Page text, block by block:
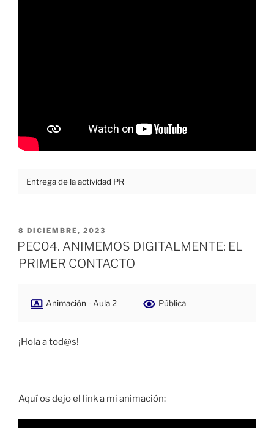
Entrega de la actividad PR
PUBLICADO
EL
8 DICIEMBRE, 2023
PEC04. ANIMEMOS DIGITALMENTE: EL
PRIMER CONTACTO
Animación - Aula 2 Pública
¡Hola a tod@s!
Aquí os dejo el link a mi animación: